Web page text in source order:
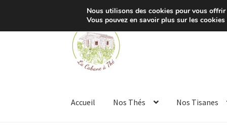
à
la
navigation
au
contenu
Accueil Nos Thés Nos Tisanes
Nous utilisons des cookies pour vous
Vous pouvez en savoir plus sur les